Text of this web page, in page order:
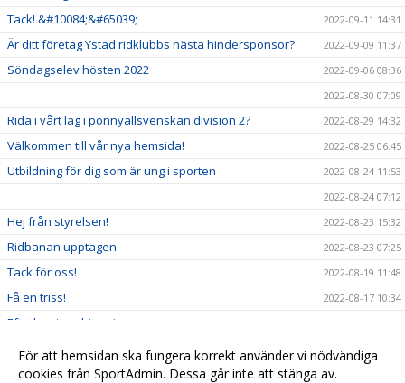
Tack! &#10084;&#65039; 2022-09-11 14:31
Är ditt företag Ystad ridklubbs nästa hindersponsor? 2022-09-09 11:37
Söndagselev hösten 2022
2022-09-06 08:36
2022-08-30 07:09
Rida i vårt lag i ponnyallsvenskan division 2? 2022-08-29 14:32
Välkommen till vår nya hemsida! 2022-08-25 06:45
Utbildning för dig som är ung i sporten
2022-08-24 11:53
2022-08-24 07:12
Hej från styrelsen! 2022-08-23 15:32
Ridbanan upptagen 2022-08-23 07:25
Tack för oss! 2022-08-19 11:48
Få en triss! 2022-08-17 10:34
Efterlysning - historia
2022-08-04 15:09
Ridskolestart 2022-08-03 07:31
För att hemsidan ska fungera korrekt använder vi nödvändiga
cookies från SportAdmin. Dessa går inte att stänga av.